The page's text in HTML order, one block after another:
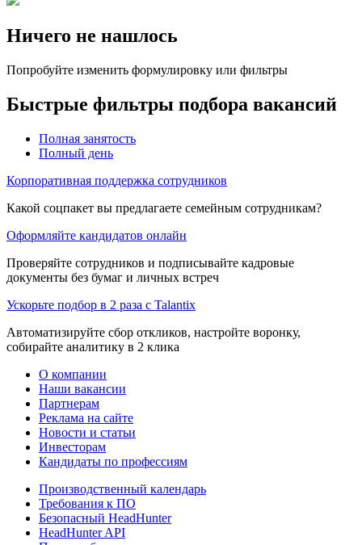
Ничего не нашлось
Попробуйте изменить формулировку или фильтры
Быстрые фильтры подбора вакансий
Полная занятость
Полный день
Корпоративная поддержка сотрудников
Какой соцпакет вы предлагаете семейным сотрудникам?
Оформляйте кандидатов онлайн
Проверяйте сотрудников и подписывайте кадровые
документы без бумаг и личных встреч
Ускорьте подбор в 2 раза с Talantix
Автоматизируйте сбор откликов, настройте воронку,
собирайте аналитику в 2 клика
О компании
Наши вакансии
Партнерам
Реклама на сайте
Новости и статьи
Инвесторам
Кандидаты по профессиям
Производственный календарь
Требования к ПО
Безопасный HeadHunter
HeadHunter API